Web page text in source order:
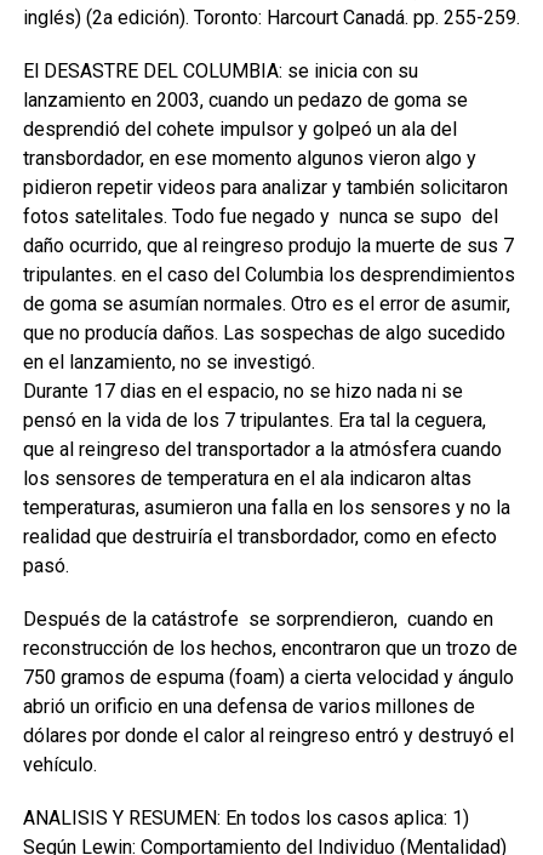
inglés) (2a edición). Toronto: Harcourt Canadá. pp. 255-259.
El DESASTRE DEL COLUMBIA: se inicia con su
lanzamiento en 2003, cuando un pedazo de goma se
desprendió del cohete impulsor y golpeó un ala del
transbordador, en ese momento algunos vieron algo y
pidieron repetir videos para analizar y también solicitaron
fotos satelitales. Todo fue negado y nunca se supo del
daño ocurrido, que al reingreso produjo la muerte de sus 7
tripulantes. en el caso del Columbia los desprendimientos
de goma se asumían normales. Otro es el error de asumir,
que no producía daños. Las sospechas de algo sucedido
en el lanzamiento, no se investigó.
Durante 17 dias en el espacio, no se hizo nada ni se
pensó en la vida de los 7 tripulantes. Era tal la ceguera,
que al reingreso del transportador a la atmósfera cuando
los sensores de temperatura en el ala indicaron altas
temperaturas, asumieron una falla en los sensores y no la
realidad que destruiría el transbordador, como en efecto
pasó.
Después de la catástrofe se sorprendieron, cuando en
reconstrucción de los hechos, encontraron que un trozo de
750 gramos de espuma (foam) a cierta velocidad y ángulo
abrió un orificio en una defensa de varios millones de
dólares por donde el calor al reingreso entró y destruyó el
vehículo.
ANALISIS Y RESUMEN: En todos los casos aplica: 1)
Según Lewin: Comportamiento del Individuo (Mentalidad)